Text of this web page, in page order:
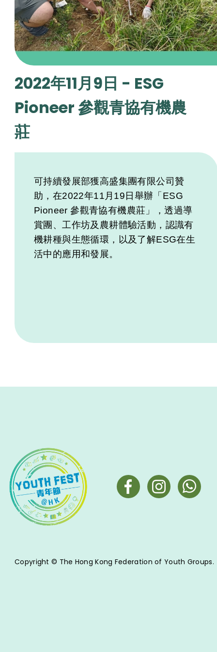
2022年11月9日 - ESG
Pioneer 參觀青協有機農
莊
可持續發展部獲高盛集團有限公司贊
助，在2022年11月19日舉辦「ESG
Pioneer 參觀青協有機農莊」，透過導
賞團、工作坊及農耕體驗活動，認識有
機耕種與生態循環，以及了解ESG在生
活中的應用和發展。
Copyright © The Hong Kong Federation of Youth Groups.